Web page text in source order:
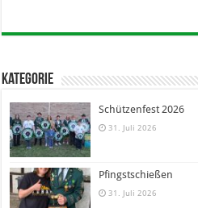
Kategorie
Schützenfest 2026
31. Juli 2026
Pfingstschießen
31. Juli 2026